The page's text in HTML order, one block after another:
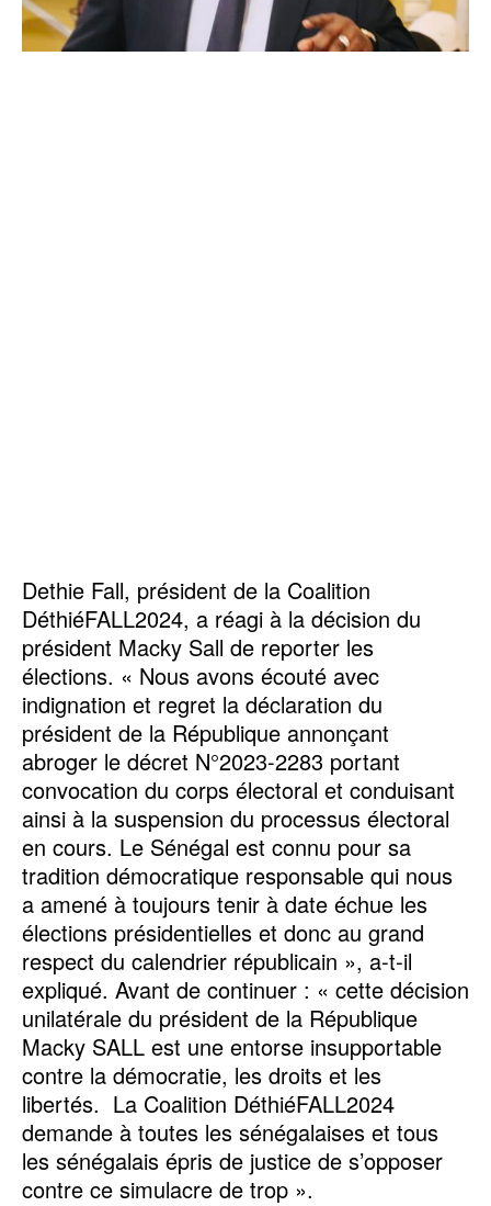
Dethie Fall, président de la Coalition
DéthiéFALL2024, a réagi à la décision du
président Macky Sall de reporter les
élections. « Nous avons écouté avec
indignation et regret la déclaration du
président de la République annonçant
abroger le décret N°2023-2283 portant
convocation du corps électoral et conduisant
ainsi à la suspension du processus électoral
en cours. Le Sénégal est connu pour sa
tradition démocratique responsable qui nous
a amené à toujours tenir à date échue les
élections présidentielles et donc au grand
respect du calendrier républicain », a-t-il
expliqué. Avant de continuer : « cette décision
unilatérale du président de la République
Macky SALL est une entorse insupportable
contre la démocratie, les droits et les
libertés. La Coalition DéthiéFALL2024
demande à toutes les sénégalaises et tous
les sénégalais épris de justice de s’opposer
contre ce simulacre de trop ».